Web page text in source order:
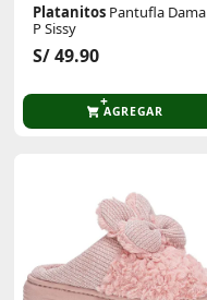
Platanitos Pantufla Dama
P Sissy
S/ 49.90
AGREGAR